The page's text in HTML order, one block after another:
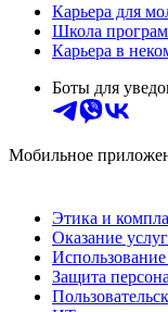
Карьера для
Школа
Карьера в
Боты для
Мобильное
Этика и
Оказание услуг
Использование
Защита